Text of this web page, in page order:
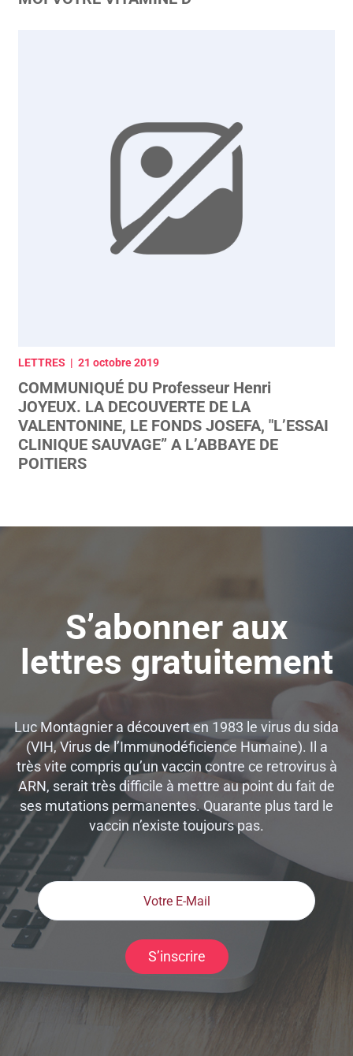
LETTRES | 21 octobre 2019
COMMUNIQUÉ DU Professeur Henri
JOYEUX. LA DECOUVERTE DE LA
VALENTONINE, LE FONDS JOSEFA, "L’ESSAI
CLINIQUE SAUVAGE” A L’ABBAYE DE
POITIERS
S’abonner aux
lettres gratuitement
Luc Montagnier a découvert en 1983 le virus du sida
(VIH, Virus de l’Immunodéficience Humaine). Il a
très vite compris qu’un vaccin contre ce retrovirus à
ARN, serait très difficile à mettre au point du fait de
ses mutations permanentes. Quarante plus tard le
vaccin n’existe toujours pas.
S’inscrire